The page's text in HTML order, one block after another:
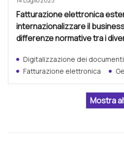
Fatturazione elettronica
internazionalizzare il
differenze normative tra i
Digitalizzazione dei documenti
Fatturazione elettronica